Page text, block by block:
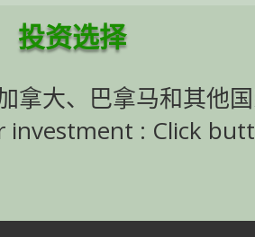
投资选择
拿大、巴拿马和其他
: Click